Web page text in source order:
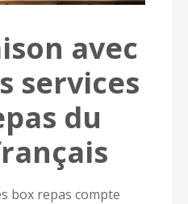
avec
services
du
box repas compte